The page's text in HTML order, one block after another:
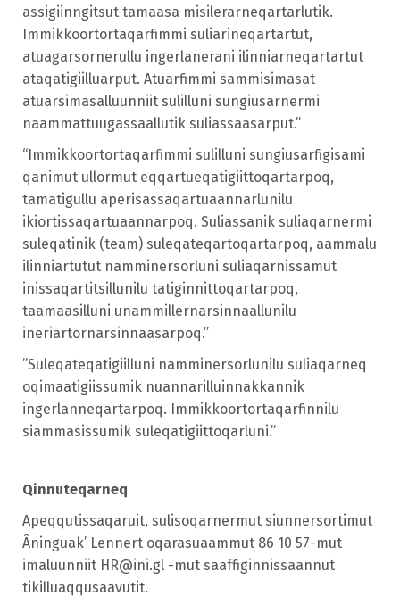
assigiinngitsut tamaasa misilerarneqartarlutik.
Immikkoortortaqarfimmi suliarineqartartut,
atuagarsornerullu ingerlanerani ilinniarneqartartut
ataqatigiilluarput. Atuarfimmi sammisimasat
atuarsimasalluunniit sulilluni sungiusarnermi
naammattuugassaallutik suliassaasarput.”
“Immikkoortortaqarfimmi sulilluni sungiusarfigisami
qanimut ullormut eqqartueqatigiittoqartarpoq,
tamatigullu aperisassaqartuaannarlunilu
ikiortissaqartuaannarpoq. Suliassanik suliaqarnermi
suleqatinik (team) suleqateqartoqartarpoq, aammalu
ilinniartutut namminersorluni suliaqarnissamut
inissaqartitsillunilu tatiginnittoqartarpoq,
taamaasilluni unammillernarsinnaallunilu
ineriartornarsinnaasarpoq.”
”Suleqateqatigiilluni namminersorlunilu suliaqarneq
oqimaatigiissumik nuannarilluinnakkannik
ingerlanneqartarpoq. Immikkoortortaqarfinnilu
siammasissumik suleqatigiittoqarluni.”
Qinnuteqarneq
Apeqqutissaqaruit, sulisoqarnermut siunnersortimut
Âninguak’ Lennert oqarasuaammut 86 10 57-mut
imaluunniit HR@ini.gl -mut saaffiginnissaannut
tikilluaqqusaavutit.